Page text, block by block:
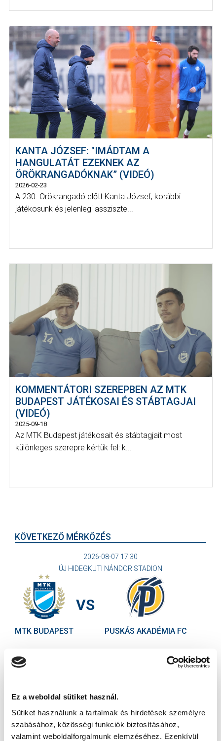
Ez a weboldal sütiket használ.
Sütiket használunk a tartalmak és hirdetések személyre
szabásához, közösségi funkciók biztosításához,
valamint weboldalforgalmunk elemzéséhez. Ezenkívül
KANTA JÓZSEF: "IMÁDTAM A
HANGULATÁT EZEKNEK AZ
ÖRÖKRANGADÓKNAK” (VIDEÓ)
2026-02-23
A 230. Örökrangadó előtt Kanta József, korábbi
játékosunk és jelenlegi assziszte...
KOMMENTÁTORI SZEREPBEN AZ MTK
BUDAPEST JÁTÉKOSAI ÉS STÁBTAGJAI
(VIDEÓ)
2025-09-18
Az MTK Budapest játékosait és stábtagjait most
különleges szerepre kértük fel: k...
KÖVETKEZŐ MÉRKŐZÉS
2026-08-07 17:30
ÚJ HIDEGKUTI NÁNDOR STADION
MTK BUDAPEST
VS
PUSKÁS AKADÉMIA FC
MTK BUDAPEST HÍRLEVÉL